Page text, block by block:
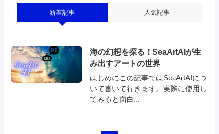
新着記事 人気記事
海の幻想を探る！SeaArtAIが生
み出すアートの世界
はじめにこの記事ではSeaArtAIにつ
いて書いて行きます。実際に使用し
てみると面白...